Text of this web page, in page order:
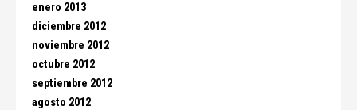
enero 2013
diciembre 2012
noviembre 2012
octubre 2012
septiembre 2012
agosto 2012